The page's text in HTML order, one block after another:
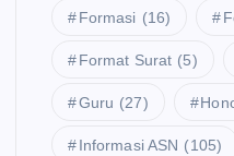
Formasi (16)
Format Surat (5)
Guru (27)
Informasi ASN (105)